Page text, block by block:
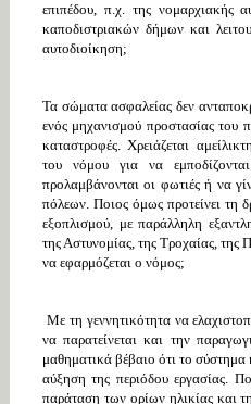
επιπέδου, π.χ. της νομαρχιακής
καποδιστριακών δήμων και
αυτοδιοίκηση;
Τα σώματα ασφαλείας δεν
ενός μηχανισμού προστασίας του
καταστροφές. Χρειάζεται
του νόμου για να
προλαμβάνονται οι φωτιές ή να
πόλεων. Ποιος όμως προτείνει τη
εξοπλισμού, με παράλληλη
της Αστυνομίας, της Τροχαίας, της
να εφαρμόζεται ο νόμος;
Με τη γεννητικότητα να
να παρατείνεται και την
μαθηματικά βέβαιο ότι το σύστημα
αύξηση της περιόδου εργασίας.
παράταση των ορίων ηλικίας και